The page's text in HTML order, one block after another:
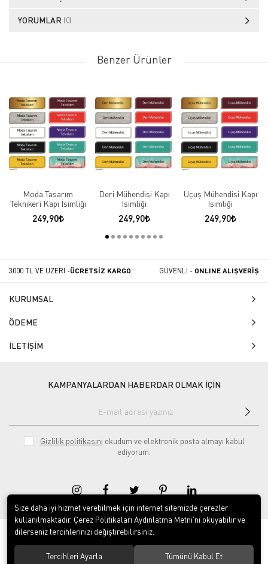
YORUMLAR (0)
Benzer Ürünler
Moda Tasarım
Teknikeri Kapı İsimliği
249,90
Deri Mühendisi Kapı
İsimliği
249,90
Uçuş Mühendisi Kapı
İsimliği
249,90
3000 TL VE ÜZERİ -ÜCRETSİZ KARGO GÜVENLİ - ONLINE ALIŞVERİŞ
KURUMSAL
ÖDEME
İLETİŞİM
KAMPANYALARDAN HABERDAR OLMAK İÇİN
Gizlilik politikasını okudum ve elektronik posta almayı kabul
ediyorum.
© 2020Isg Tabelam. Tüm hakları saklıdır.
Size daha iyi hizmet verebilmek için internet sitemizde çerezler
kullanılmaktadır. Çerez Politikaları Aydınlatma Metni’ni okuyabilir ve
dilerseniz tercihlerinizi değiştirebilirsiniz.
Tercihleri Ayarla Tümünü Kabul Et